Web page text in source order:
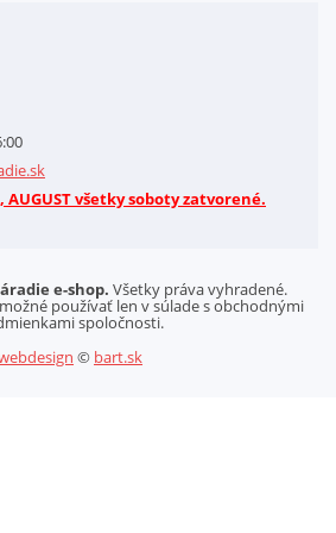
osobných údajov HQ Tools, spol. s r. o.
AUGUST všetky soboty zatvorené.
e-shop. Všetky práva vyhradené.
používať len v súlade s obchodnými
spoločnosti.
© bart.sk